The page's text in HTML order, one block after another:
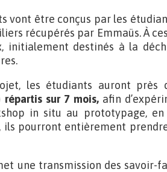
vont être conçus par les
récupérés par Emmaüs. À
initialement destinés à la
les étudiants auront près
sur 7 mois, afin
in situ au prototypage,
ils pourront entièrement
une transmission des savoir-